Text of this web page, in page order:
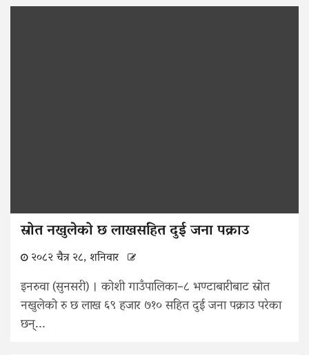
स्रोत नखुलेको छ लाखसहित दुई जना पक्राउ
२०८२ चैत्र २८, शनिवार
इनरुवा (सुनसरी) । कोशी गाउँपालिका–८ भण्टाबारीबाट स्रोत
नखुलेको रु छ लाख ६९ हजार ७१० सहित दुई जना पक्राउ परेका
छन्...